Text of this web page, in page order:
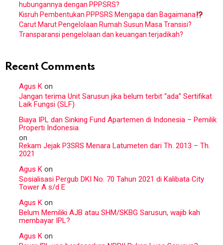
hubungannya dengan PPPSRS?
Kisruh Pembentukan PPPSRS Mengapa dan Bagaimana
Carut Marut Pengelolaan Rumah Susun Masa Transisi?
Transparansi pengelolaan dan keuangan terjadikah?
Recent Comments
Agus K on
Jangan terima Unit Sarusun jika belum terbit “ada” Sertifikat
Laik Fungsi (SLF)
Biaya IPL dan Sinking Fund Apartemen di Indonesia – Pemilik
Properti Indonesia
on
Rekam Jejak P3SRS Menara Latumeten dari Th. 2013 – Th.
2021
Agus K on
Sosialisasi Pergub DKI No. 70 Tahun 2021 di Kalibata City
Tower A s/d E
Agus K on
Belum Memiliki AJB atau SHM/SKBG Sarusun, wajib kah
membayar IPL?
Agus K on